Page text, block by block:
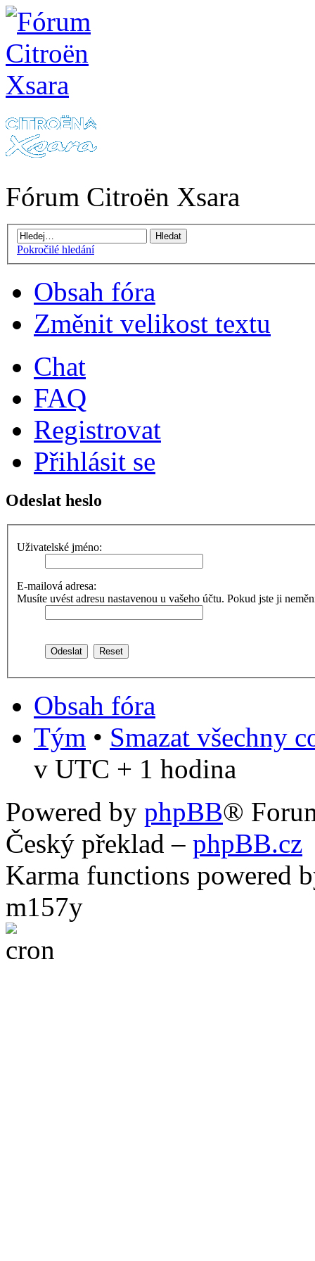
Fórum Citroën Xsara
Pokročilé hledání
Obsah fóra
Změnit velikost textu
Chat
FAQ
Registrovat
Přihlásit se
Odeslat heslo
Uživatelské jméno:
E-mailová adresa:
Musíte uvést adresu nastavenou u vašeho účtu. Pokud jste ji
Obsah fóra
Tým • Smazat všechny
v UTC + 1 hodina
Powered by phpBB®
Český překlad – phpBB.cz
Karma functions powered
m157y